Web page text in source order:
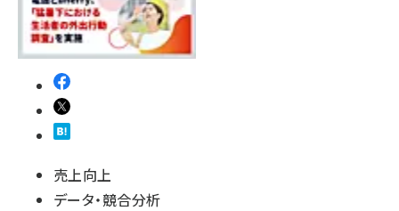
売上向上
データ・競合分析